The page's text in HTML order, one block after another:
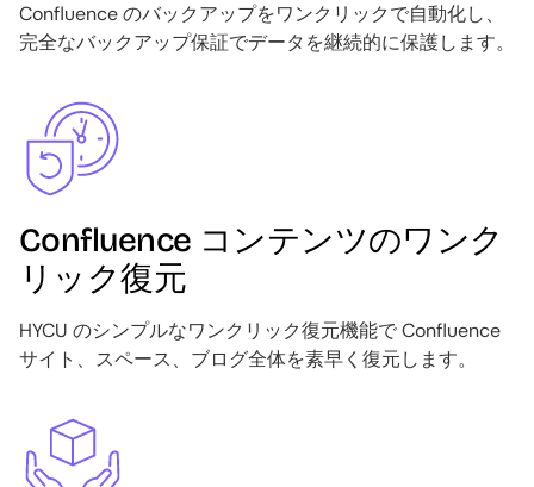
Confluence のバックアップをワンクリックで自動化し、
完全なバックアップ保証でデータを継続的に保護します。
Image
Confluence コンテンツのワンク
リック復元
HYCU のシンプルなワンクリック復元機能で Confluence
サイト、スペース、ブログ全体を素早く復元します。
Image